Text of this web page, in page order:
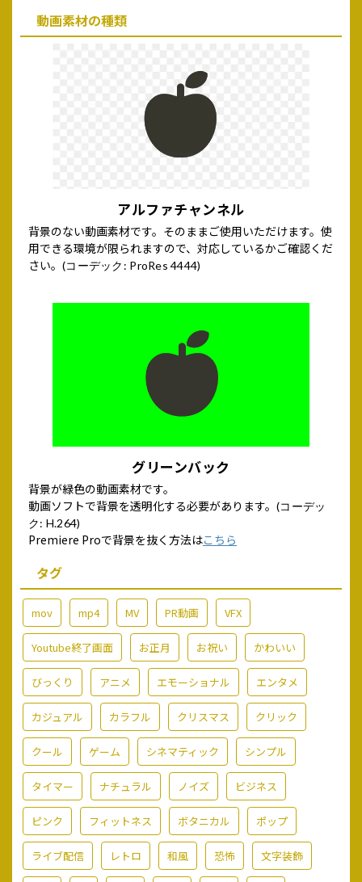
動画素材の種類
アルファチャンネル
背景のない動画素材です。そのままご使用いただけます。使
用できる環境が限られますので、対応しているかご確認くだ
さい。 (コーデック: ProRes 4444)
グリーンバック
背景が緑色の動画素材です。
動画ソフトで背景を透明化する必要があります。 (コーデッ
ク: H.264)
Premiere Proで背景を抜く方法はこちら
タグ
mov mp4 MV PR動画 VFX
Youtube終了画面 お正月 お祝い かわいい
びっくり アニメ エモーショナル エンタメ
カジュアル カラフル クリスマス クリック
クール ゲーム シネマティック シンプル
タイマー ナチュラル ノイズ ビジネス
ピンク フィットネス ボタニカル ポップ
ライブ配信 レトロ 和風 恐怖 文字装飾